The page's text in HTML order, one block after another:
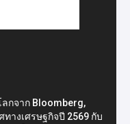
กจาก Bloomberg,
ทางเศรษฐกิจปี 2569 กับ